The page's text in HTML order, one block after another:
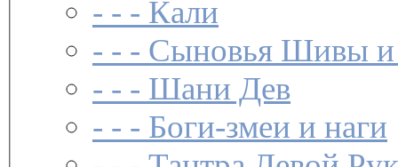
- - - Кали
- - - Сыновья Шивы
- - - Шани Дев
- - - Боги-змеи и наги